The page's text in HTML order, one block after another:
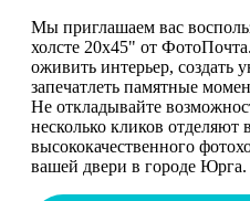
Мы приглашаем вас
холсте 20х45" от
оживить интерьер, создать
запечатлеть памятные
Не откладывайте
несколько кликов отделяют
высококачественного
вашей двери в городе Юрга.